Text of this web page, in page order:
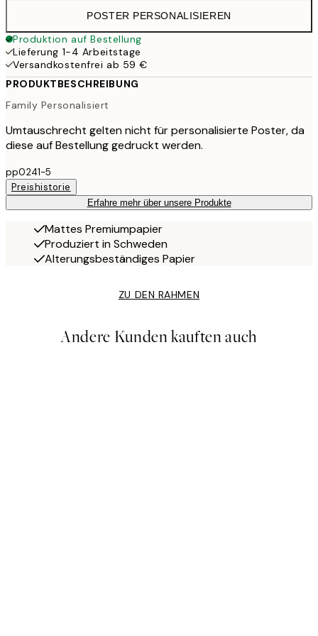
POSTER PERSONALISIEREN
Produktion auf Bestellung
Lieferung 1-4 Arbeitstage
Versandkostenfrei ab 59 €
PRODUKTBESCHREIBUNG
Family Personalisiert
Umtauschrecht gelten nicht für personalisierte Poster, da
diese auf Bestellung gedruckt werden.
pp0241-5
Preishistorie
Erfahre mehr über unsere Produkte
Mattes Premiumpapier
Produziert in Schweden
Alterungsbeständiges Papier
ZU DEN RAHMEN
Andere Kunden kauften auch